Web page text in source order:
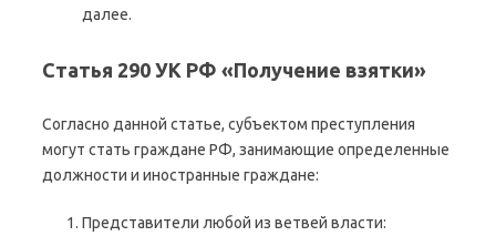
далее.
Статья 290 УК РФ «Получение взятки»
Согласно данной статье, субъектом преступления
могут стать граждане РФ, занимающие определенные
должности и иностранные граждане:
Представители любой из ветвей власти: